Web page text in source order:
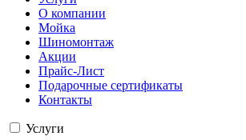
О компании
Мойка
Шиномонтаж
Акции
Прайс-Лист
Подарочные сертификаты
Контакты
Услуги